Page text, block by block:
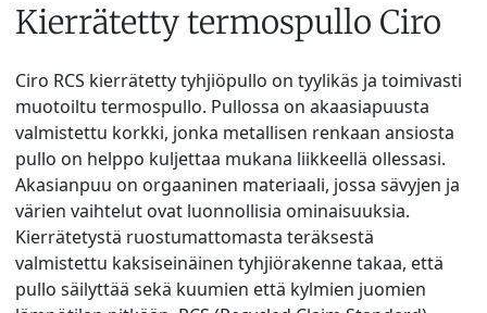
Kierrätetty termospullo Ciro
Ciro RCS kierrätetty tyhjiöpullo on tyylikäs ja toimivasti
muotoiltu termospullo. Pullossa on akaasiapuusta
valmistettu korkki, jonka metallisen renkaan ansiosta
pullo on helppo kuljettaa mukana liikkeellä ollessasi.
Akasianpuu on orgaaninen materiaali, jossa sävyjen ja
värien vaihtelut ovat luonnollisia ominaisuuksia.
Kierrätetystä ruostumattomasta teräksestä
valmistettu kaksiseinäinen tyhjiörakenne takaa, että
pullo säilyttää sekä kuumien että kylmien juomien